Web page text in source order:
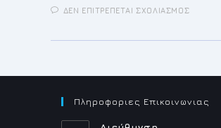
ΔΕΝ ΕΠΙΤΡΈΠΕΤΑΙ ΣΧΟΛΙΑΣΜΌΣΣΤΟ
Πληροφοριες Επικοινωνιας